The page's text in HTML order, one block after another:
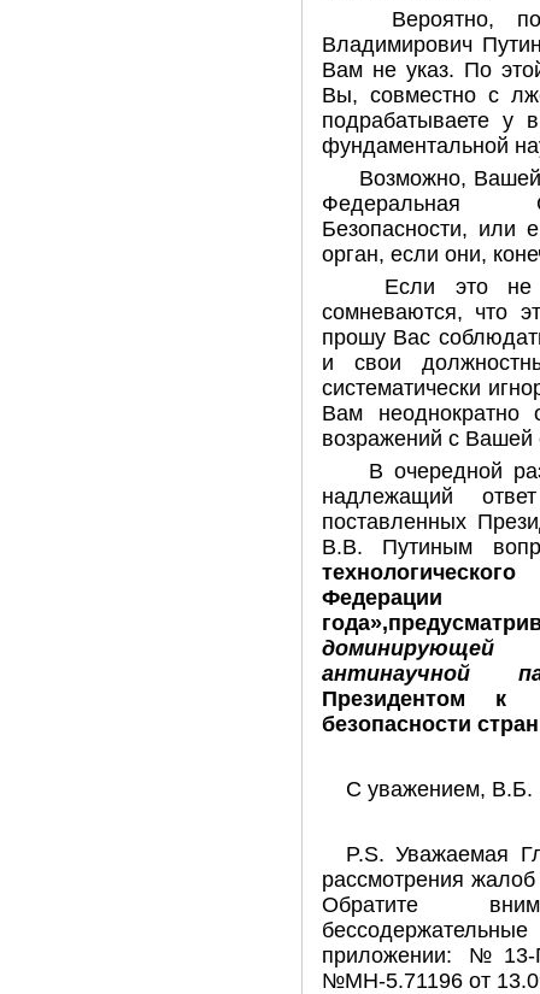
Вероятно,
Владимирович
Вам не указ. По
Вы, совместно с
подрабатываете у
фундаментальной
Возможно, Вашей
Федеральная
Безопасности, или
орган, если они,
Если это не
сомневаются, что
прошу Вас
и свои
систематически
Вам неоднократно
возражений с Вашей
В очередной
надлежащий
поставленных
В.В. Путиным
антинаучной
Президентом к
безопасности
С уважением, В.Б.
P.S. Уважаемая
рассмотрения
Обратите
приложении: №13-
№МН-5.71196 от